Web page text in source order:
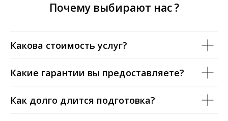
Почему выбирают нас ?
Какова стоимость услуг?
Какие гарантии вы предоставляете?
Как долго длится подготовка?